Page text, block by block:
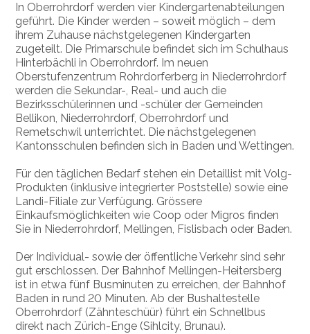
In Oberrohrdorf werden vier Kindergartenabteilungen
geführt. Die Kinder werden – soweit möglich – dem
ihrem Zuhause nächstgelegenen Kindergarten
zugeteilt. Die Primarschule befindet sich im Schulhaus
Hinterbächli in Oberrohrdorf. Im neuen
Oberstufenzentrum Rohrdorferberg in Niederrohrdorf
werden die Sekundar-, Real- und auch die
Bezirksschülerinnen und -schüler der Gemeinden
Bellikon, Niederrohrdorf, Oberrohrdorf und
Remetschwil unterrichtet. Die nächstgelegenen
Kantonsschulen befinden sich in Baden und Wettingen.
Für den täglichen Bedarf stehen ein Detaillist mit Volg-
Produkten (inklusive integrierter Poststelle) sowie eine
Landi-Filiale zur Verfügung. Grössere
Einkaufsmöglichkeiten wie Coop oder Migros finden
Sie in Niederrohrdorf, Mellingen, Fislisbach oder Baden.
Der Individual- sowie der öffentliche Verkehr sind sehr
gut erschlossen. Der Bahnhof Mellingen-Heitersberg
ist in etwa fünf Busminuten zu erreichen, der Bahnhof
Baden in rund 20 Minuten. Ab der Bushaltestelle
Oberrohrdorf (Zähnteschüür) führt ein Schnellbus
direkt nach Zürich-Enge (Sihlcity, Brunau).